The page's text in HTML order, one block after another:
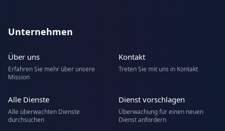
Unternehmen
Über uns
Erfahren Sie mehr über unsere
Mission
Kontakt
Treten Sie mit uns in Kontakt
Alle Dienste
Alle überwachten Dienste
durchsuchen
Dienst vorschlagen
Überwachung für einen neuen
Dienst anfordern